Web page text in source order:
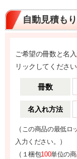
自動見積も
ご希望の冊数と名
リックしてください
冊数
名入れ方法
（ この商品の最低ロ
入力ください。
）
（ １梱包100単位の商